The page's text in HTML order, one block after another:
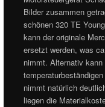
Bilder zusammen
schönen 320 TE
kann der originale
ersetzt werden, was
nimmt. Alternativ
nimmt natürlich
liegen die